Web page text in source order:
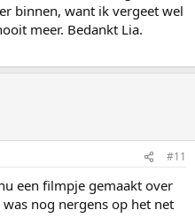
binnen, want ik vergeet wel
meer. Bedankt Lia.
#11
een filmpje gemaakt over
nog nergens op het net